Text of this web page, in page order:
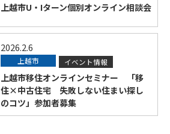
上越市U・Iターン個別オンライン相談会
2026.2.6
上越市 イベント情報
上越市移住オンラインセミナー 「移
住×中古住宅 失敗しない住まい探し
のコツ」参加者募集